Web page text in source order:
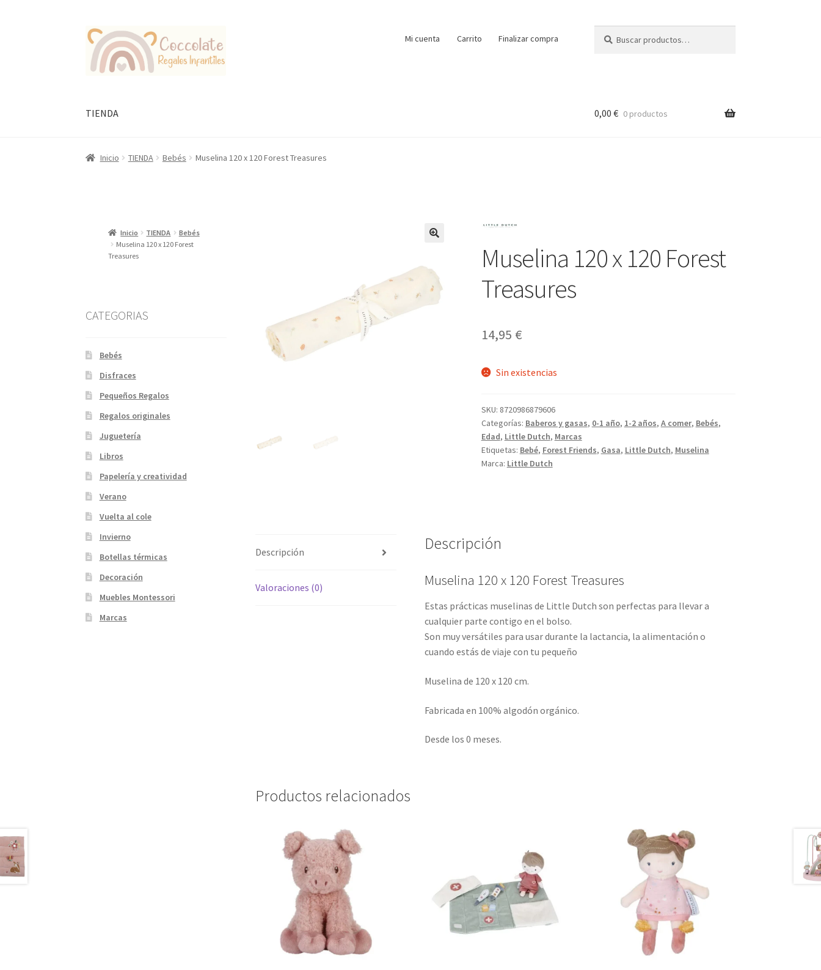
Ir
la
Ir
al
contenido
Mi cuenta Carrito Finalizar compra
por:
TIENDA 0,00 € 0 productos
Inicio TIENDA Bebés Muselina 120 x 120 Forest Treasures
Muselina 120 x 120 Forest
Treasures
14,95 €
Sin existencias
SKU: 8720986879606
Categorías: Baberos y gasas, 0-1 año, 1-2 años, A comer, Bebés,
Edad, Little Dutch, Marcas
Etiquetas: Bebé, Forest Friends, Gasa, Little Dutch, Muselina
Marca: Little Dutch
Descripción
Valoraciones (0)
Descripción
Muselina 120 x 120 Forest Treasures
Estas prácticas muselinas de Little Dutch son perfectas para llevar a
cualquier parte contigo en el bolso.
Son muy versátiles para usar durante la lactancia, la alimentación o
cuando estás de viaje con tu pequeño
Muselina de 120 x 120 cm.
Fabricada en 100% algodón orgánico.
Desde los 0 meses.
Productos relacionados
Inicio TIENDA
Bebés
Muselina 120 x 120 Forest
Treasures
CATEGORIAS
Bebés
Disfraces
Pequeños Regalos
Regalos originales
Juguetería
Libros
Papelería y creatividad
Verano
Vuelta al cole
Invierno
Botellas térmicas
Decoración
Muebles Montessori
Marcas